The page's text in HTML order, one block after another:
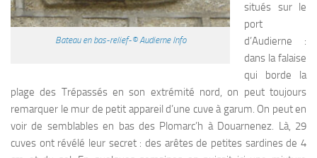
Bateau en bas-relief-© Audierne Info
situés sur le
port
d’Audierne :
dans la falaise
qui borde la
plage des Trépassés en son extrémité nord, on peut toujours
remarquer le mur de petit appareil d’une cuve à garum. On peut en
voir de semblables en bas des Plomarc’h à Douarnenez. Là, 29
cuves ont révélé leur secret : des arêtes de petites sardines de 4